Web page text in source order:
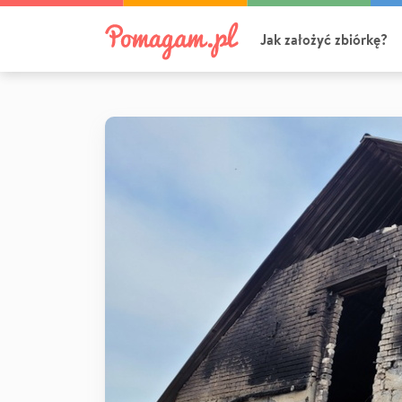
Jak założyć zbiórkę?